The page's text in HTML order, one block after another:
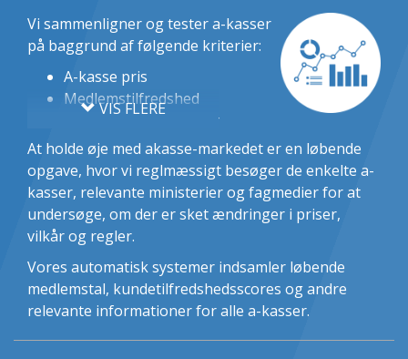
Vi sammenligner og tester a-kasser
på baggrund af følgende kriterier:
A-kasse pris
Medlemstilfredshed
Optagelsesmuligheder
Mulighed for lønsikring
Mulighed for fagforening
Udvikling i medlemstal
VIS FLERE
At holde øje med akasse-markedet er en løbende
opgave, hvor vi reglmæssigt besøger de enkelte a-
kasser, relevante ministerier og fagmedier for at
undersøge, om der er sket ændringer i priser,
vilkår og regler.
Vores automatisk systemer indsamler løbende
medlemstal, kundetilfredshedsscores og andre
relevante informationer for alle a-kasser.